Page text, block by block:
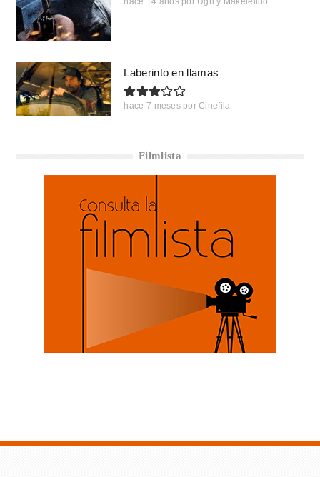
Laberinto en llamas
hace 7 meses por Cinefila
Filmlista